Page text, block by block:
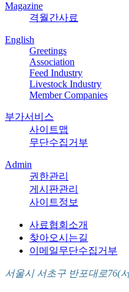
Magazine
격월간사료
English
Greetings
Association
Feed Industry
Livestock Industry
Member Companies
부가서비스
사이트맵
무단수집거부
Admin
권한관리
게시판관리
사이트정보
사료협회소개
찾아오시는길
이메일무단수집거부
서울시 서초구 반포대로76(